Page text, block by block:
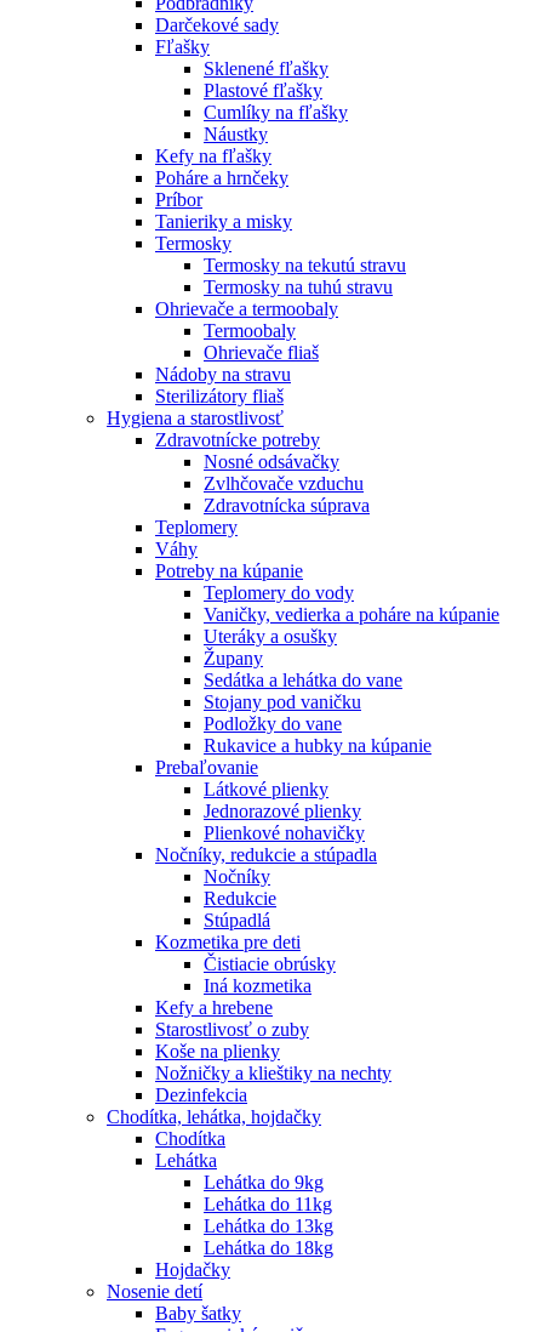
Darčekové sady
Fľašky
Sklenené fľašky
Plastové fľašky
Cumlíky na fľašky
Náustky
Kefy na fľašky
Poháre a hrnčeky
Príbor
Tanieriky a misky
Termosky
Termosky na tekutú stravu
Termosky na tuhú stravu
Ohrievače a termoobaly
Termoobaly
Ohrievače fliaš
Nádoby na stravu
Sterilizátory fliaš
Hygiena a starostlivosť
Zdravotnícke potreby
Nosné odsávačky
Zvlhčovače vzduchu
Zdravotnícka súprava
Teplomery
Váhy
Potreby na kúpanie
Teplomery do vody
Vaničky, vedierka a poháre na kúpanie
Uteráky a osušky
Župany
Sedátka a lehátka do vane
Stojany pod vaničku
Podložky do vane
Rukavice a hubky na kúpanie
Prebaľovanie
Látkové plienky
Jednorazové plienky
Plienkové nohavičky
Nočníky, redukcie a stúpadla
Nočníky
Redukcie
Stúpadlá
Kozmetika pre deti
Čistiacie obrúsky
Iná kozmetika
Kefy a hrebene
Starostlivosť o zuby
Koše na plienky
Nožničky a klieštiky na nechty
Dezinfekcia
Chodítka, lehátka, hojdačky
Chodítka
Lehátka
Lehátka do 9kg
Lehátka do 11kg
Lehátka do 13kg
Lehátka do 18kg
Hojdačky
Nosenie detí
Baby šatky